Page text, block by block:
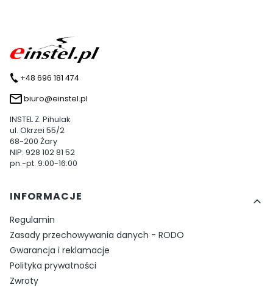
+48 696 181 474
biuro@einstel.pl
INSTEL Z. Pihulak
ul. Okrzei 55/2
68-200 Żary
NIP: 928 102 81 52
pn.-pt. 9:00-16:00
Linki w stopce
INFORMACJE
Regulamin
Zasady przechowywania danych - RODO
Gwarancja i reklamacje
Polityka prywatności
Zwroty